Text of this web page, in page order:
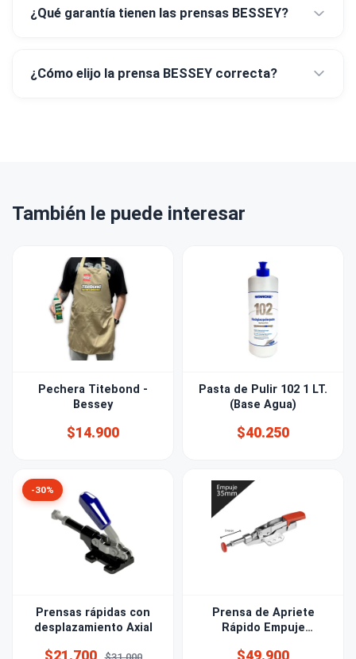
¿Qué garantía tienen las prensas BESSEY?
¿Cómo elijo la prensa BESSEY correcta?
También le puede interesar
Pechera Titebond -
Bessey
$14.900
Pasta de Pulir 102 1 LT.
(Base Agua)
$40.250
-30%
Prensas rápidas con
desplazamiento Axial
$21.700
Prensa de Apriete
Rápido Empuje
$49.900